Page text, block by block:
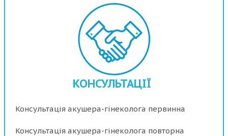
КОНСУЛЬТАЦІЇ
Консультація акушера-гінеколога первинна
Консультація акушера-гінеколога повторна